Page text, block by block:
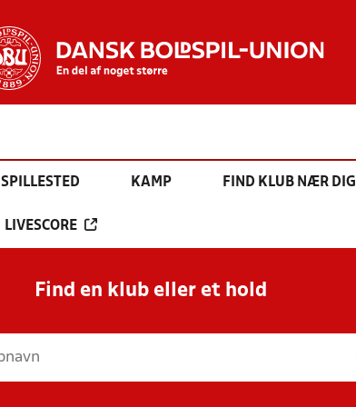
SPILLESTED KAMP FIND KLUB NÆR DIG
LIVESCORE
Find en klub eller et hold